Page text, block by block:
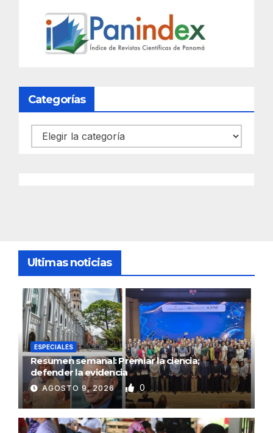
Categorías
Categorías
Ultimas noticias
ESPECIALES
Resumen semanal: Premiar la ciencia;
defender la evidencia
AGOSTO 9, 2026 0